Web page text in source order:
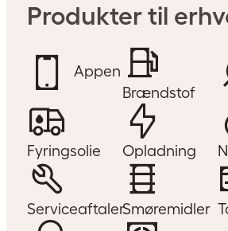
Produkter til
Appen
Brændstof
Fyringsolie Opladning
ServiceaftalerSmøremidler